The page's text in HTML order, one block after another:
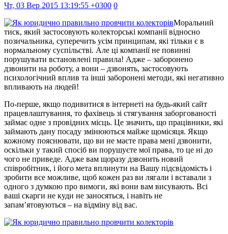
Чт, 03 Вер 2015 13:19:55 +0300 0
Моральний
тиск, який застосовують колекторські компанії відносно
позичальника, суперечить усім принципам, які тільки є в
нормальному суспільстві. Але ці компанії не повинні
порушувати встановлені правила! Адже – заборонено
дзвонити на роботу, а вони – дзвонять, застосовують
психологічний вплив та інші заборонені методи, які негативно
впливають на людей!
По-перше, якщо подивитися в інтернеті на будь-який сайт
працевлаштування, то фахівець зі стягування заборгованості
займає одне з провідних місць. Це значить, що працівники, які
займають дану посаду змінюються майже щомісяця. Якщо
кожному пояснювати, що ви не маєте права мені дзвонити,
оскільки у такий спосіб ви порушуєте мої права, то це ні до
чого не приведе. Адже вам щоразу дзвонить новий
співробітник, і його мета вплинути на Вашу підсвідомість і
зробити все можливе, щоб кожен раз ви лягали і вставали з
одного з думкою про вимоги, які вони вам висувають. Всі
ваші скарги не куди не заносяться, і навіть не
запам’ятовуються – на відміну від вас.